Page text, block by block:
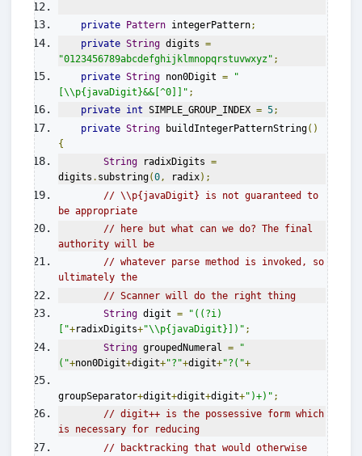
private Pattern integerPattern;
private String digits =
"0123456789abcdefghijklmnopqrstuvwxyz" ;
private String non0Digit =
"
[\\p{javaDigit}&&[^0]]" ;
private int SIMPLE_GROUP_INDEX = 5;
private String buildIntegerPatternString()
{
String radixDigits =
digits . substring(0, radix);
// \\p{javaDigit} is not guaranteed to
be appropriate
// here but what can we do? The final
authority will be
// whatever parse method is invoked, so
ultimately the
// Scanner will do the right thing
String digit =
"((?i)
["+radixDigits+"\\p{javaDigit}])" ;
String groupedNumeral =
"
("+non0Digit+digit+"?"+digit+"?("+
groupSeparator+digit+digit+digit+")+)" ;
// digit++ is the possessive form which
is necessary for reducing
// backtracking that would otherwise